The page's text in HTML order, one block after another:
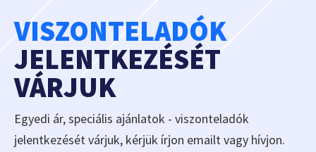
VISZONTELADÓK
JELENTKEZÉSÉT
VÁRJUK
Egyedi ár, speciális ajánlatok - viszonteladók
jelentkezését várjuk, kérjük írjon emailt vagy hívjon.